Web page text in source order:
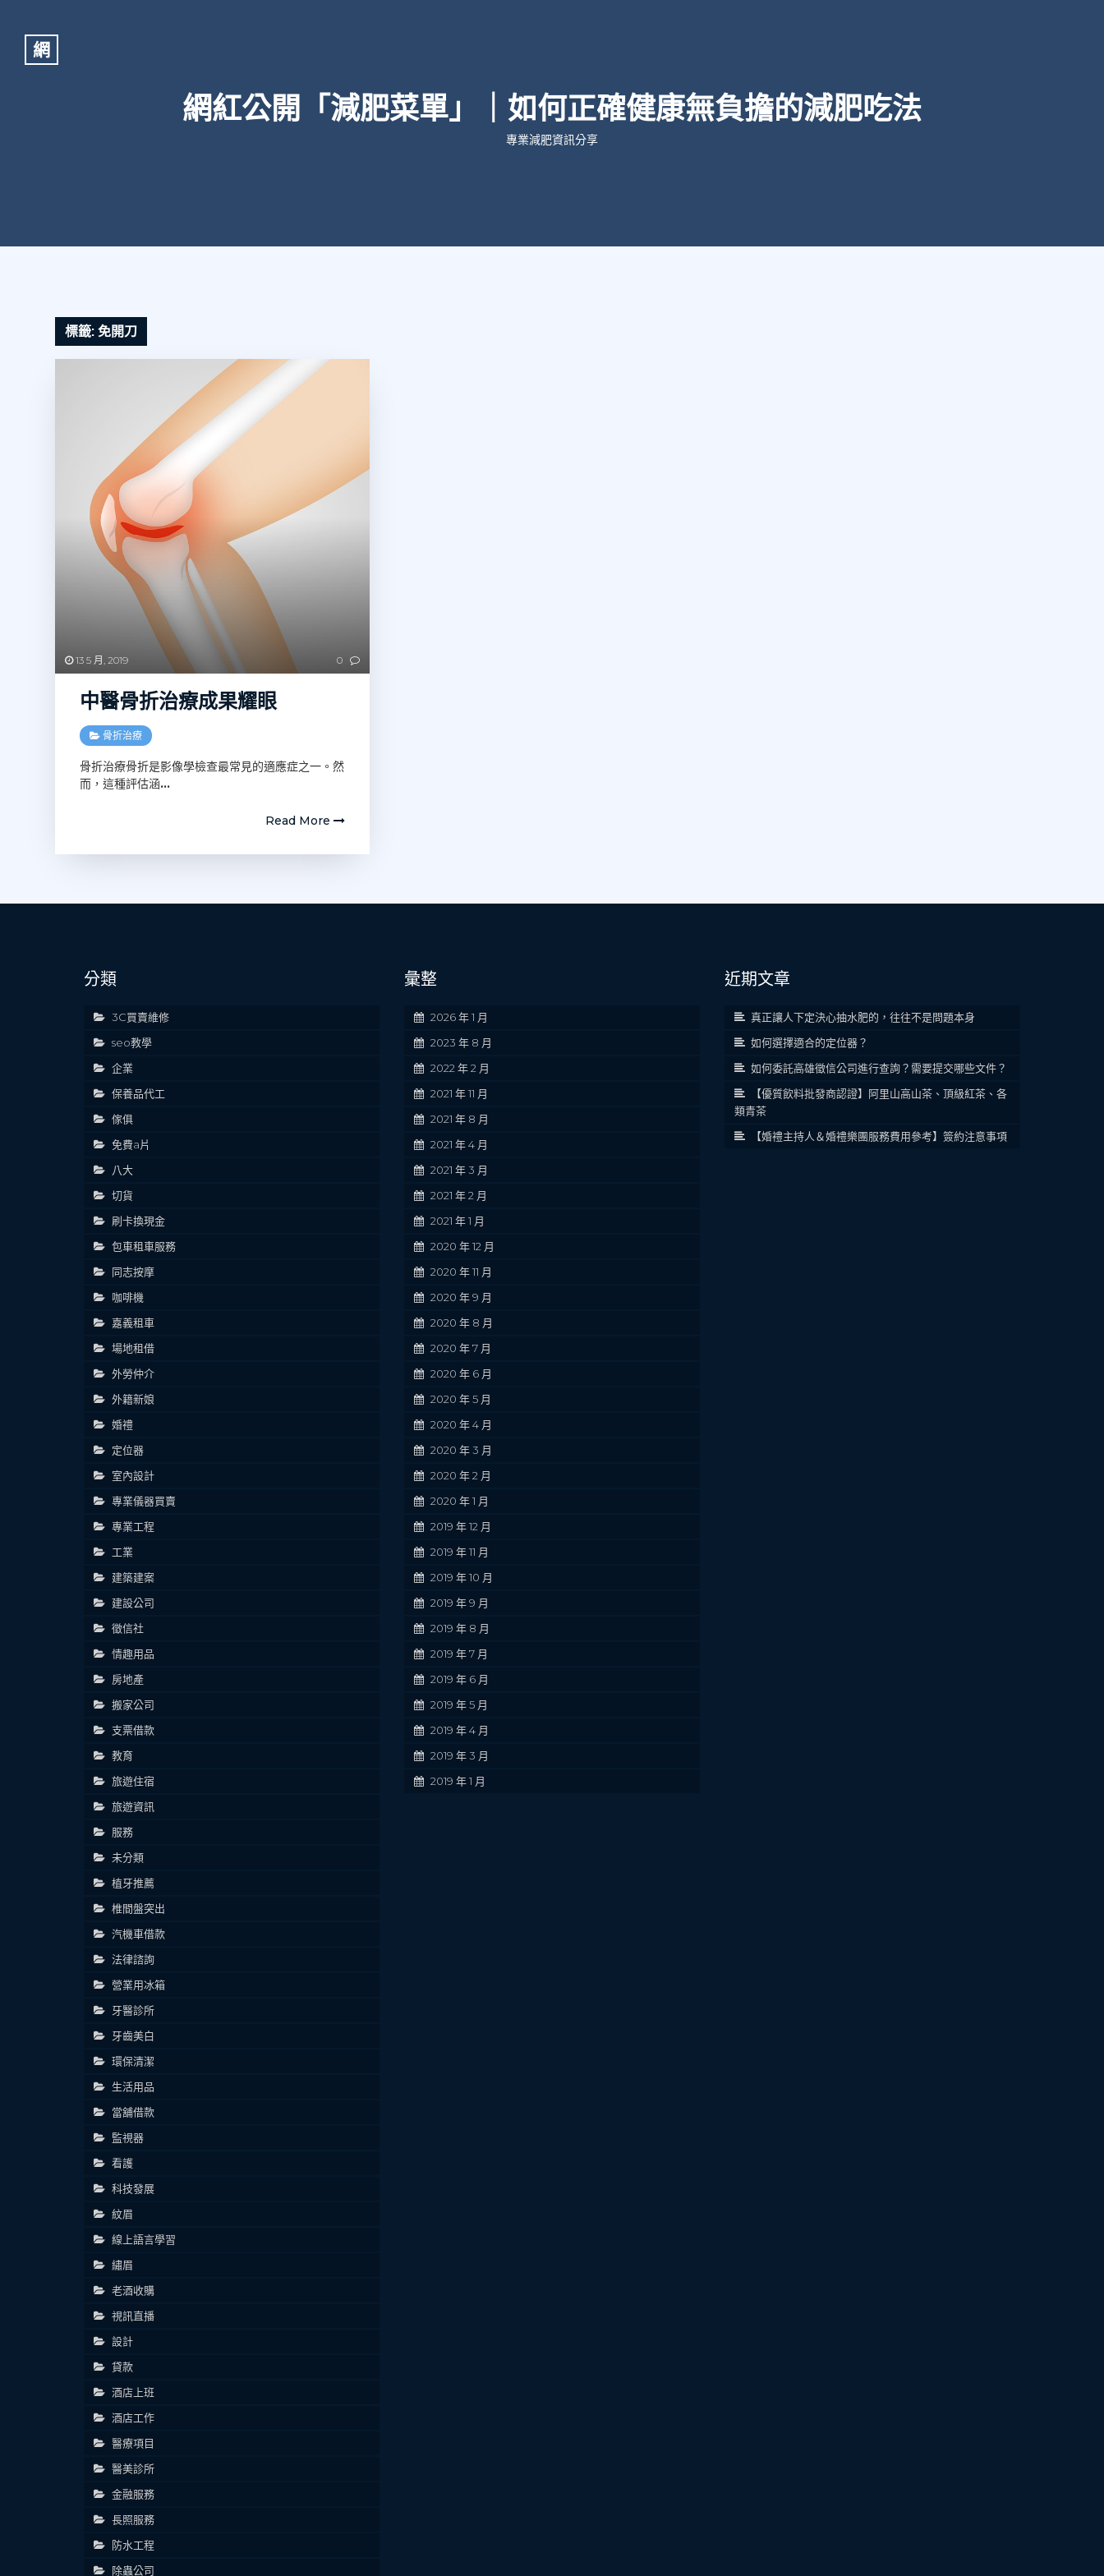
網
網紅公開「減肥菜單」｜如何正確健康無負擔的減肥吃法
專業減肥資訊分享
標籤:免開刀
13 5 月, 2019 0
中醫骨折治療成果耀眼
骨折治療
骨折治療骨折是影像學檢查最常見的適應症之一。然
而，這種評估涵…
Read More
分類
3C買賣維修
seo教學
企業
保養品代工
傢俱
免費a片
八大
切貨
刷卡換現金
包車租車服務
同志按摩
咖啡機
嘉義租車
場地租借
外勞仲介
外籍新娘
婚禮
定位器
室內設計
專業儀器買賣
專業工程
工業
建築建案
建設公司
徵信社
情趣用品
房地產
搬家公司
支票借款
教育
旅遊住宿
旅遊資訊
服務
未分類
植牙推薦
椎間盤突出
汽機車借款
法律諮詢
營業用冰箱
牙醫診所
牙齒美白
環保清潔
生活用品
當舖借款
監視器
看護
科技發展
紋眉
線上語言學習
繡眉
老酒收購
視訊直播
設計
貸款
酒店上班
酒店工作
醫療項目
醫美診所
金融服務
長照服務
防水工程
除蟲公司
彙整
2026 年 1 月
2023 年 8 月
2022 年 2 月
2021 年 11 月
2021 年 8 月
2021 年 4 月
2021 年 3 月
2021 年 2 月
2021 年 1 月
2020 年 12 月
2020 年 11 月
2020 年 9 月
2020 年 8 月
2020 年 7 月
2020 年 6 月
2020 年 5 月
2020 年 4 月
2020 年 3 月
2020 年 2 月
2020 年 1 月
2019 年 12 月
2019 年 11 月
2019 年 10 月
2019 年 9 月
2019 年 8 月
2019 年 7 月
2019 年 6 月
2019 年 5 月
2019 年 4 月
2019 年 3 月
2019 年 1 月
近期文章
真正讓人下定決心抽水肥的，往往不是問題本身
如何選擇適合的定位器？
如何委託高雄徵信公司進行查詢？需要提交哪些文件？
【優質飲料批發商認證】阿里山高山茶、頂級紅茶、各
類青茶
【婚禮主持人＆婚禮樂團服務費用參考】簽約注意事項